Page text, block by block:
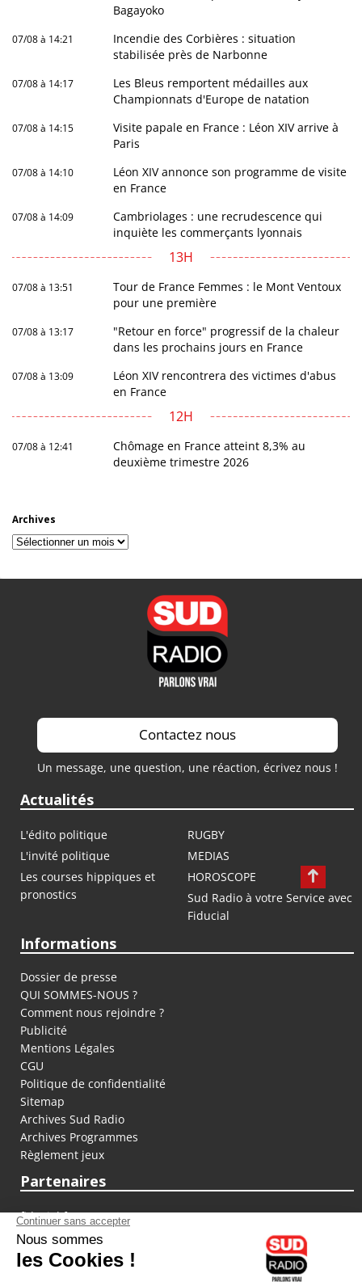
Bagayoko
07/08 à 14:21
Incendie des Corbières : situation
stabilisée près de Narbonne
07/08 à 14:17
Les Bleus remportent médailles aux
Championnats d'Europe de natation
07/08 à 14:15
Visite papale en France : Léon XIV arrive à
Paris
07/08 à 14:10
Léon XIV annonce son programme de visite
en France
07/08 à 14:09
Cambriolages : une recrudescence qui
inquiète les commerçants lyonnais
13H
07/08 à 13:51
Tour de France Femmes : le Mont Ventoux
pour une première
07/08 à 13:17
"Retour en force" progressif de la chaleur
dans les prochains jours en France
07/08 à 13:09
Léon XIV rencontrera des victimes d'abus
en France
12H
07/08 à 12:41
Chômage en France atteint 8,3% au
deuxième trimestre 2026
Archives
Archives
Contactez nous
Un message, une question, une réaction, écrivez nous !
Actualités
L'édito politique
RUGBY
L'invité politique
MEDIAS
Les courses hippiques et
pronostics
HOROSCOPE
Sud Radio à votre Service avec
Fiducial
Informations
Dossier de presse
QUI SOMMES-NOUS ?
Comment nous rejoindre ?
Publicité
Mentions Légales
CGU
Politique de confidentialité
Sitemap
Archives Sud Radio
Archives Programmes
Règlement jeux
Partenaires
fiducial.fr
lyoncapitale.fr
olympique-et-lyonnais.com